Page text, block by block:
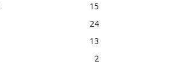
15
24
13
2